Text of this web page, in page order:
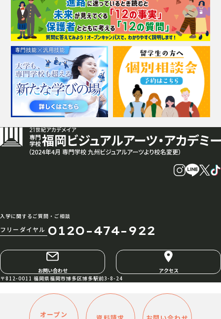
入学に関するご質問・ご相談
フリーダイヤル 0120-474-922
お問い合わせ
アクセス
〒812-0011 福岡県福岡市博多区博多駅前3-8-24
オープン